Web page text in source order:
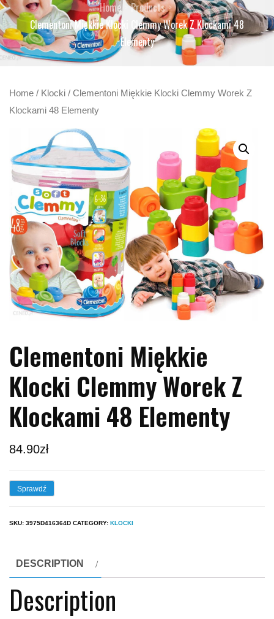
Home
Products
Clementoni Miękkie Klocki Clemmy Worek Z Klockami 48
Elementy
Home / Klocki / Clementoni Miękkie Klocki Clemmy Worek Z
Klockami 48 Elementy
Clementoni Miękkie
Klocki Clemmy Worek Z
Klockami 48 Elementy
84.90zł
Sprawdź
SKU: 3975D416364D CATEGORY: KLOCKI
DESCRIPTION
Description